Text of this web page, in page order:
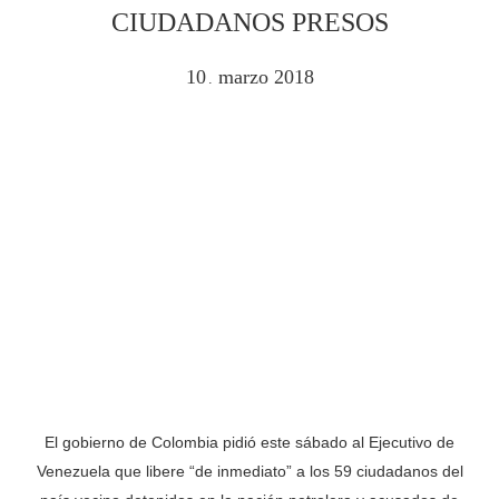
CIUDADANOS PRESOS
10 marzo 2018
El gobierno de Colombia pidió este sábado al Ejecutivo de
Venezuela que libere “de inmediato” a los 59 ciudadanos del